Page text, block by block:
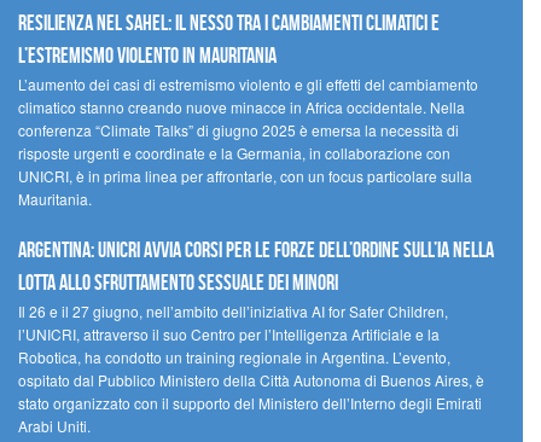
Resilienza nel Sahel: il nesso tra i cambiamenti climatici e
l’estremismo violento in Mauritania
L’aumento dei casi di estremismo violento e gli effetti del cambiamento
climatico stanno creando nuove minacce in Africa occidentale. Nella
conferenza “Climate Talks” di giugno 2025 è emersa la necessità di
risposte urgenti e coordinate e la Germania, in collaborazione con
UNICRI, è in prima linea per affrontarle, con un focus particolare sulla
Mauritania.
Argentina: UNICRI avvia corsi per le forze dell’ordine sull’IA nella
lotta allo sfruttamento sessuale dei minori
Il 26 e il 27 giugno, nell’ambito dell’iniziativa AI for Safer Children,
l’UNICRI, attraverso il suo Centro per l’Intelligenza Artificiale e la
Robotica, ha condotto un training regionale in Argentina. L’evento,
ospitato dal Pubblico Ministero della Città Autonoma di Buenos Aires, è
stato organizzato con il supporto del Ministero dell’Interno degli Emirati
Arabi Uniti.